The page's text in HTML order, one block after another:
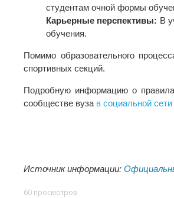
студентам очной формы
Карьерные перспективы: В
обучения.
Помимо образовательного
спортивных секций.
Подробную информацию о
сообществе вуза в социальной
Источник информации:
60 просмотров